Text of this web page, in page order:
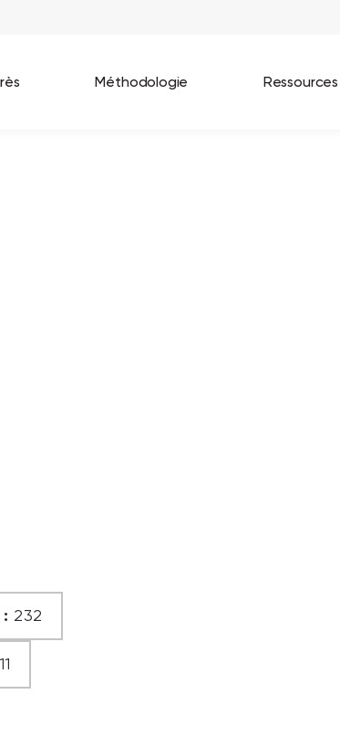
Méthodologie Ressources
232